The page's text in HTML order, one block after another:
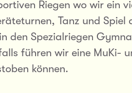
Riegen wo wir ein
Tanz und Spiel
den Spezialriegen
führen wir eine MuKi-
können.